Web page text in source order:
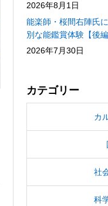
2026年8月1日
能楽師・桜間右陣氏
別な能鑑賞体験【後編
2026年7月30日
カテゴリー
カ
社
科